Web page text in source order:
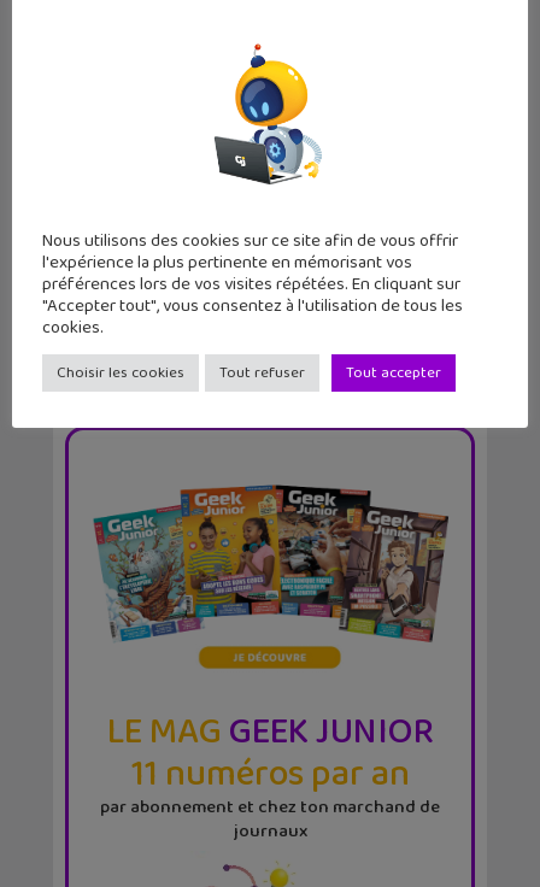
LE MAGGEEK JUNIOR
11 numéros par an
par abonnement et chez ton marchand de
journaux
Nous utilisons des cookies sur ce site afin de vous offrir
l'expérience la plus pertinente en mémorisant vos
préférences lors de vos visites répétées. En cliquant sur
"Accepter tout", vous consentez à l'utilisation de tous les
cookies.
Choisir les cookies Tout refuser Tout accepter